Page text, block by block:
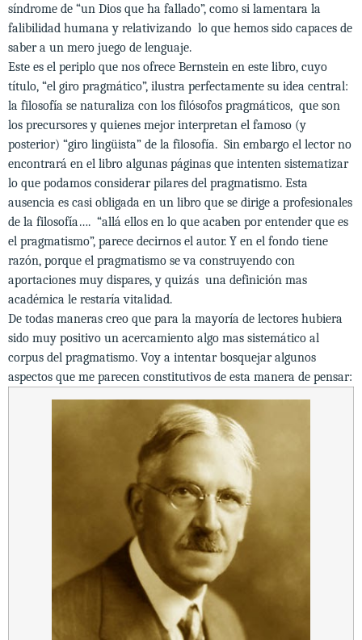
síndrome de “un Dios que ha fallado”, como si lamentara la
falibilidad humana y relativizando lo que hemos sido capaces de
saber a un mero juego de lenguaje.
Este es el periplo que nos ofrece Bernstein en este libro, cuyo
título, “el giro pragmático”, ilustra perfectamente su idea central:
la filosofía se naturaliza con los filósofos pragmáticos, que son
los precursores y quienes mejor interpretan el famoso (y
posterior) “giro lingüista” de la filosofía. Sin embargo el lector no
encontrará en el libro algunas páginas que intenten sistematizar
lo que podamos considerar pilares del pragmatismo. Esta
ausencia es casi obligada en un libro que se dirige a profesionales
de la filosofía…. “allá ellos en lo que acaben por entender que es
el pragmatismo”, parece decirnos el autor. Y en el fondo tiene
razón, porque el pragmatismo se va construyendo con
aportaciones muy dispares, y quizás una definición mas
académica le restaría vitalidad.
De todas maneras creo que para la mayoría de lectores hubiera
sido muy positivo un acercamiento algo mas sistemático al
corpus del pragmatismo. Voy a intentar bosquejar algunos
aspectos que me parecen constitutivos de esta manera de pensar: